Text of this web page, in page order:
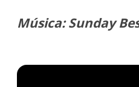
Música: Sunday